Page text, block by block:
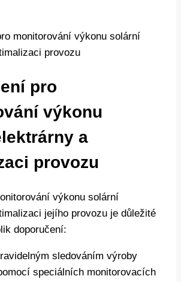
pro
výkonu
a
provozu
výkonu solární
jejího provozu je důležité
doporučení:
sledováním výroby
speciálních monitorovacích